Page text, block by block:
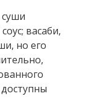
васаби,
но его